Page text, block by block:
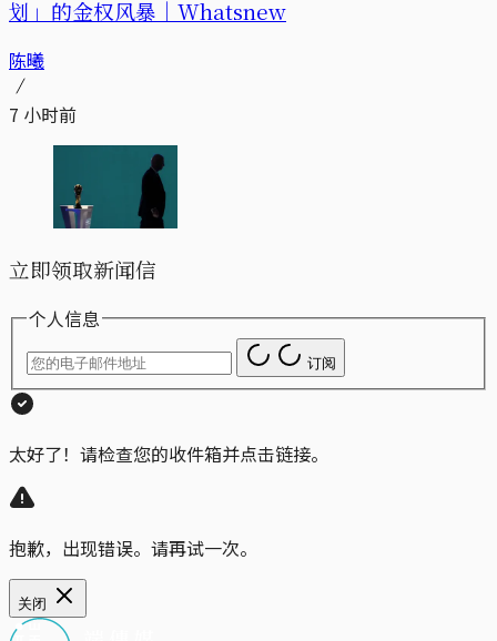
划」的金权风暴｜Whatsnew
陈曦
7 小时前
立即领取新闻信
个人信息
订阅
太好了！请检查您的收件箱并点击链接。
抱歉，出现错误。请再试一次。
关闭